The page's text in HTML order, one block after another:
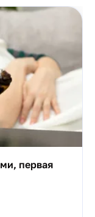
первая